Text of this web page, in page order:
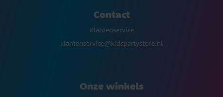
Contact
Klantenservice
klantenservice@kidspartystore.nl
Onze winkels